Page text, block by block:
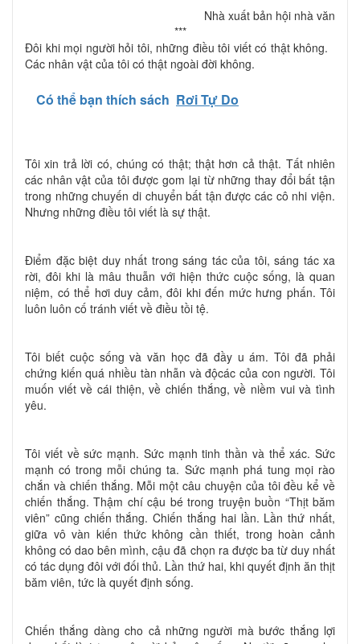
Nhà xuất bản hội nhà văn
***
Đôi khi mọi người hỏi tôi, những điều tôi viết có thật không.
Các nhân vật của tôi có thật ngoài đời không.
Có thể bạn thích sách Rơi Tự Do
Tôi xin trả lời có, chúng có thật; thật hơn cả thật. Tất nhiên
các nhân vật của tôi được gom lại từ những thay đổi bất tận
trong những chuyến di chuyển bất tận được các cô nhi viện.
Nhưng những điều tôi viết là sự thật.
Điểm đặc biệt duy nhất trong sáng tác của tôi, sáng tác xa
rời, đôi khi là mâu thuẫn với hiện thức cuộc sống, là quan
niệm, có thể hơi duy cảm, đôi khi đến mức hưng phấn. Tôi
luôn luôn cố tránh viết về điều tồi tệ.
Tôi biết cuộc sống và văn học đã đầy u ám. Tôi đã phải
chứng kiến quá nhiều tàn nhẫn và độcác của con người. Tôi
muốn viết về cái thiện, về chiến thắng, về niềm vui và tình
yêu.
Tôi viết về sức mạnh. Sức mạnh tinh thần và thể xác. Sức
mạnh có trong mỗi chúng ta. Sức mạnh phá tung mọi rào
chắn và chiến thắng. Mỗi một câu chuyện của tôi đều kể về
chiến thắng. Thậm chí cậu bé trong truyện buồn “Thịt băm
viên” cũng chiến thắng. Chiến thắng hai lần. Lần thứ nhất,
giữa vô vàn kiến thức không cần thiết, trong hoàn cảnh
không có dao bên mình, cậu đã chọn ra được ba từ duy nhất
có tác dụng đôi với đối thủ. Lần thứ hai, khi quyết định ăn thịt
băm viên, tức là quyết định sống.
Chiến thắng dàng cho cả những người mà bước thắng lợi